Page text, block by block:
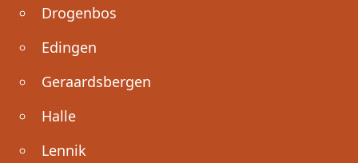
Drogenbos
Edingen
Geraardsbergen
Halle
Lennik